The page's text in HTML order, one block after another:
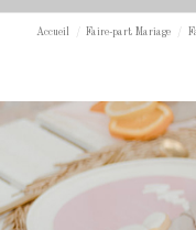
Accueil Faire-part Mariage